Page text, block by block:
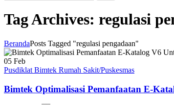
Tag Archives: regulasi
BerandaPosts Tagged "regulasi pengadaan"
05 Feb
Pusdiklat Bimtek Rumah Sakit/Puskesmas
Bimtek Optimalisasi Pemanfaatan